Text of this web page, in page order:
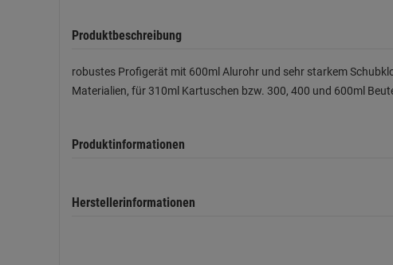
Produktbeschreibung
robustes Profigerät mit 600ml Alurohr und sehr starkem
Materialien, für 310ml Kartuschen bzw. 300, 400 und 600ml
Produktinformationen
Herstellerinformationen